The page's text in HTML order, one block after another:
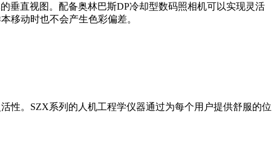
垂直视图。配备奥林巴斯DP冷却型数码照相机可以实现灵活
移动时也不会产生色彩偏差。
性。SZX系列的人机工程学仪器通过为每个用户提供舒服的位